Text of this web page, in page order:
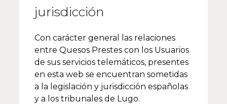
jurisdicción
Con carácter general las relaciones
entre Quesos Prestes con los Usuarios
de sus servicios telemáticos, presentes
en esta web se encuentran sometidas
a la legislación y jurisdicción españolas
y a los tribunales de Lugo.